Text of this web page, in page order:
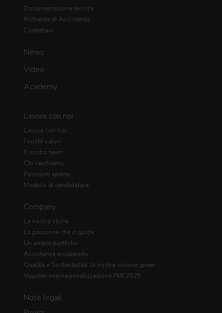
Documentazione tecnica
Richiesta di Assistenza
Contattaci
News
Video
Academy
Lavora con noi
Lavora con noi
I nostri valori
Il nostro team
Chi cerchiamo
Posizioni aperte
Modulo di candidatura
Company
La nostra storia
La passione che ci guida
Un ampio portfolio
Assistenza e supporto
Qualità e Sostenibilità: la nostra visione green
Voucher Internazionalizzazione PMI 2025
Note legali